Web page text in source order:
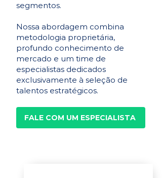
segmentos.
Nossa abordagem combina
metodologia proprietária,
profundo conhecimento de
mercado e um time de
especialistas dedicados
exclusivamente à seleção de
talentos estratégicos.
FALE COM UM ESPECIALISTA